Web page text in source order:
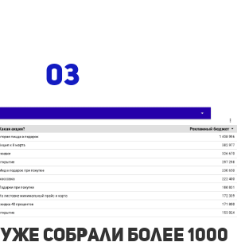
03
собрали более 1000